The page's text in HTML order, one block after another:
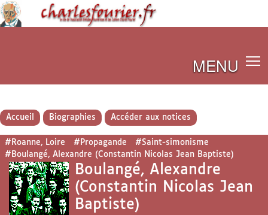
MENU
Accueil Biographies Accéder aux notices
#Roanne, Loire #Propagande
#Saint-simonisme
#Boulangé, Alexandre (Constantin Nicolas Jean Baptiste)
Boulangé, Alexandre
(Constantin Nicolas Jean
Baptiste)